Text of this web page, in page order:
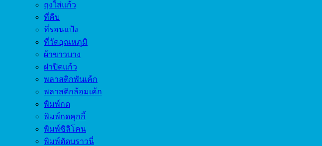
ถุงใส่แก้ว
ที่คีบ
ที่รอนแป้ง
ที่วัดอุณหภูมิ
ผ้าขาวบาง
ฝาปิดแก้ว
พลาสติกพันเค้ก
พลาสติกล้อมเค้ก
พิมพ์กด
พิมพ์กดคุกกี้
พิมพ์ซิลิโคน
พิมพ์ตัดบราวนี่